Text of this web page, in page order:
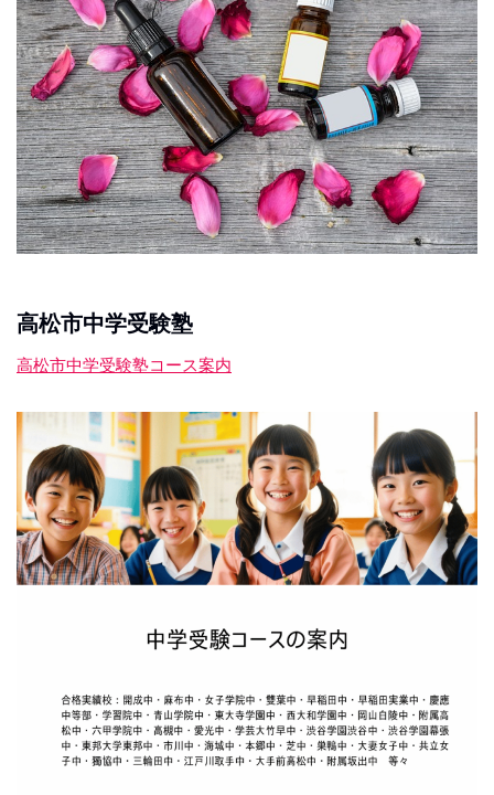
高松市中学受験塾
高松市中学受験塾コース案内